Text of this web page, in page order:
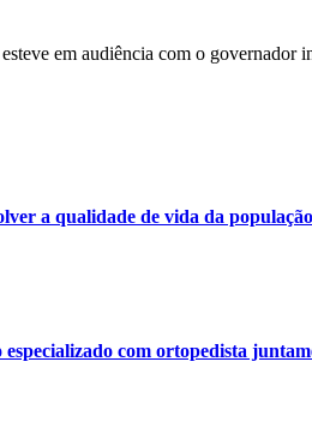
em audiência com o
a qualidade de vida da
com ortopedista